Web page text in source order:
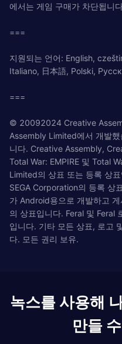
에서는 게임 구매가 차단됩니
===
지원되는 언어: English,
Italiano, 日本語, Polski,
===
© 20092024 Creative
Assembly Limited에서 개발
니다. Creative Assembly,
Total War: EMPIRE 및 Total
Limited의 상표 또는 등록 상
SEGA Corporation의 등록 상
가 Android용으로 개발하고
의 상표입니다. Feral 및 Feral
입니다. 기타 모든 상표, 로고
다. 모든 권리 보유.
녹스를 사용해
만들